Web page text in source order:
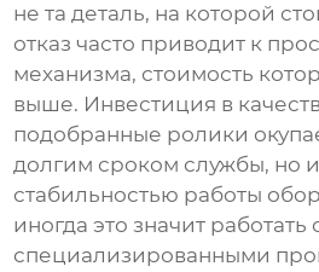
не та деталь, на которой
отказ часто приводит к
механизма, стоимость
выше. Инвестиция в
подобранные ролики
долгим сроком службы, но
стабильностью работы
иногда это значит работать
специализированными